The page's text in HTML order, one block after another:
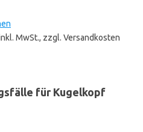
MwSt., zzgl. Versandkosten
für Kugelkopf